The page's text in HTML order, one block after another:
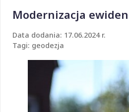
Modernizacja
Data dodania: 17.06.2024 r.
Tagi: geodezja